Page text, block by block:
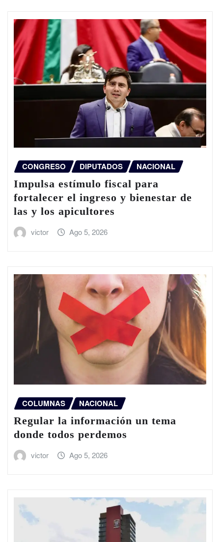
CONGRESO DIPUTADOS NACIONAL
Impulsa estímulo fiscal para
fortalecer el ingreso y bienestar de
las y los apicultores
victor Ago 5, 2026
COLUMNAS NACIONAL
Regular la información un tema
donde todos perdemos
victor Ago 5, 2026